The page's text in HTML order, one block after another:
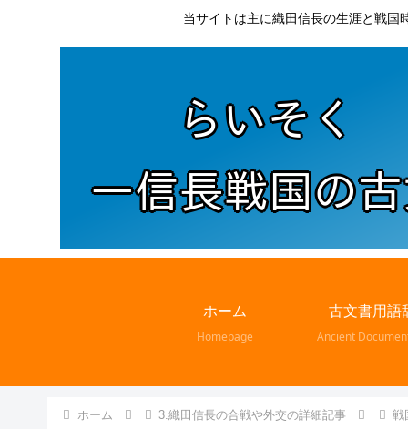
当サイトは主に織田信長の生涯と戦国
ホーム
Homepage
古文書用語
ホーム 3.織田信長の合戦や外交の詳細記事 戦